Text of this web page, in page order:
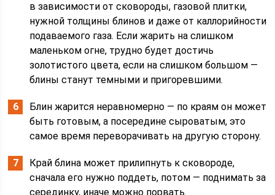
в зависимости от сковороды, газовой плитки,
нужной толщины блинов и даже от каллорийности
подаваемого газа. Если жарить на слишком
маленьком огне, трудно будет достичь
золотистого цвета, если на слишком большом —
блины станут темными и пригоревшими.
Блин жарится неравномерно — по краям он может
быть готовым, а посередине сыроватым, это
самое время переворачивать на другую сторону.
Край блина может прилипнуть к сковороде,
сначала его нужно поддеть, потом — поднимать за
серединку, иначе можно порвать.